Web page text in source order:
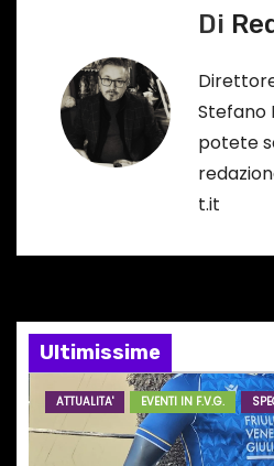
e
a
r
Di
Direttore
Stefano
potete
t.it
Ultimissime
ATTUALITA' EVENTI IN F.V.G.